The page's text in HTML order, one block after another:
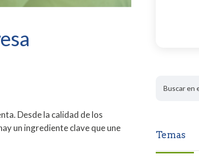
Desde la calidad de los
un ingrediente clave que une
Temas